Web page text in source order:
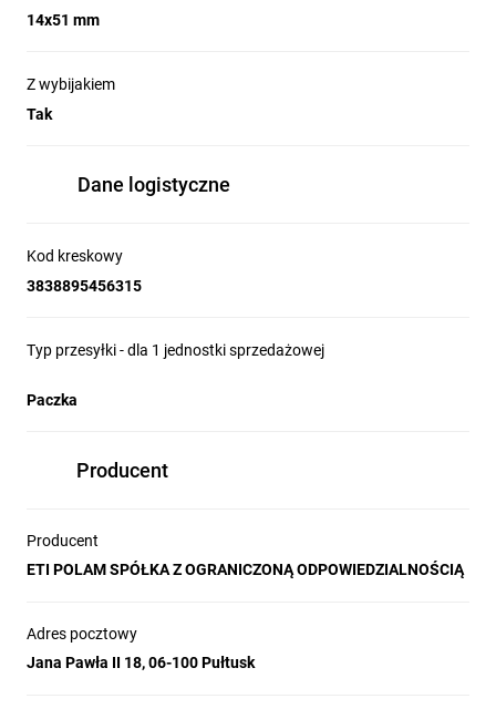
14x51 mm
Z wybijakiem
Tak
Dane logistyczne
Kod kreskowy
3838895456315
Typ przesyłki - dla 1 jednostki sprzedażowej
Paczka
Producent
Producent
ETI POLAM SPÓŁKA Z OGRANICZONĄ ODPOWIEDZIALNOŚCIĄ
Adres pocztowy
Jana Pawła II 18, 06-100 Pułtusk